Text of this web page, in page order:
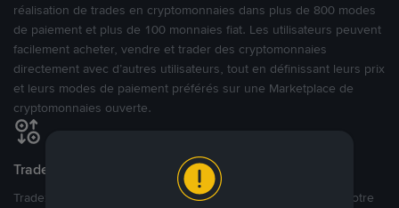
réalisation de trades en cryptomonnaies dans plus de 800 modes
de paiement et plus de 100 monnaies fiat. Les utilisateurs peuvent
facilement acheter, vendre et trader des cryptomonnaies
directement avec d’autres utilisateurs, tout en définissant leurs prix
et leurs modes de paiement préférés sur une Marketplace de
cryptomonnaies ouverte.
Tradez à des prix avantageux pour vous
Tradez des cryptos en étant libres d’acheter et de vendre à votre